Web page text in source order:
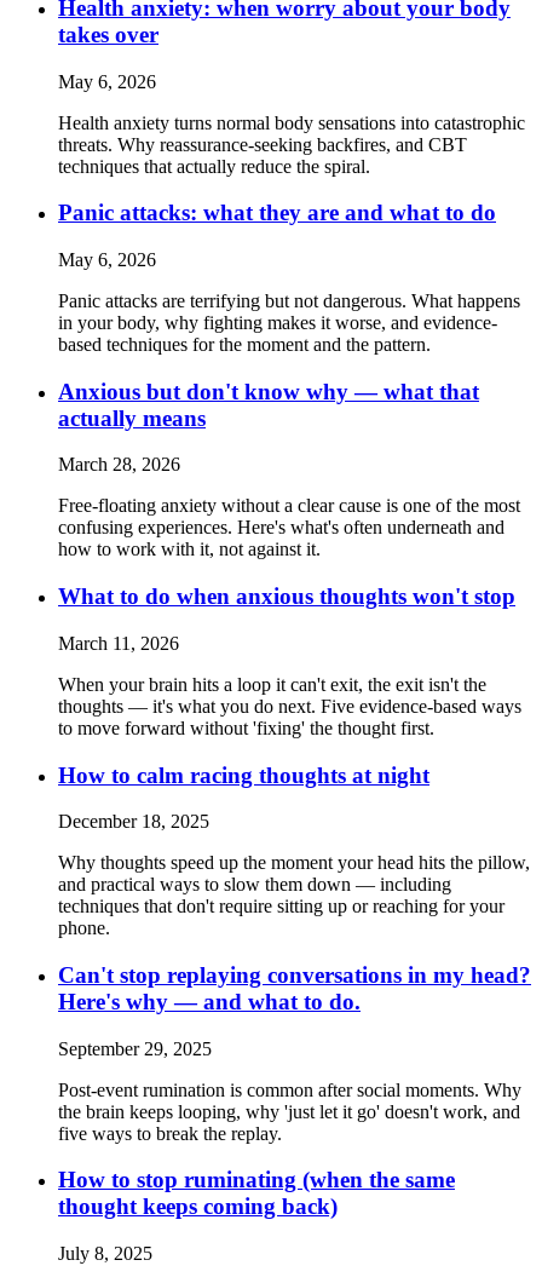
Health anxiety: when worry about your body
takes over
May 6, 2026
Health anxiety turns normal body sensations into catastrophic
threats. Why reassurance-seeking backfires, and CBT
techniques that actually reduce the spiral.
Panic attacks: what they are and what to do
May 6, 2026
Panic attacks are terrifying but not dangerous. What happens
in your body, why fighting makes it worse, and evidence-
based techniques for the moment and the pattern.
Anxious but don't know why — what that
actually means
March 28, 2026
Free-floating anxiety without a clear cause is one of the most
confusing experiences. Here's what's often underneath and
how to work with it, not against it.
What to do when anxious thoughts won't stop
March 11, 2026
When your brain hits a loop it can't exit, the exit isn't the
thoughts — it's what you do next. Five evidence-based ways
to move forward without 'fixing' the thought first.
How to calm racing thoughts at night
December 18, 2025
Why thoughts speed up the moment your head hits the pillow,
and practical ways to slow them down — including
techniques that don't require sitting up or reaching for your
phone.
Can't stop replaying conversations in my head?
Here's why — and what to do.
September 29, 2025
Post-event rumination is common after social moments. Why
the brain keeps looping, why 'just let it go' doesn't work, and
five ways to break the replay.
How to stop ruminating (when the same
thought keeps coming back)
July 8, 2025